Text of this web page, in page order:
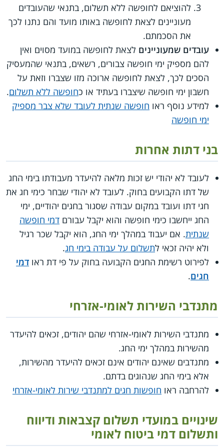
להוציאם לחופשה ללא תשלום, בתנאי שהעובדים
מעוניינים לצאת לחופשה באותו מועד והם נתנו לכך
את הסכמתם.
עובדים שמעוניינים לצאת לחופשה במועד מסוים ואין
להם מספיק ימי חופשה צבורים, רשאים, בתנאי שהמעסיק
הסכים לכך, לצאת לחופשה ארוכה מזו שצברו וזאת על
חשבון ימי חופשה שיצברו בעתיד או כחופשה ללא תשלום.
למידע נוסף ראו חופשה שנתית לעובד שלא צבר מספיק
ימי חופשה
בני דתות אחרות
לעובד לא יהודי יש זכות מלאה להיעדר מעבודתו בימי החג
של דתו הקבועים בחוק. לעובד לא יהודי שבחר כימי חג את
חגי דתו ועובד במקום עבודה שסגור בחגים יהודיים, ימי
החג ייחשבו כימי חופשה והוא יקבל עבורם דמי חופשה
שנתית. אם יעבוד במהלך ימי החג, הוא יקבל שכר רגיל
ולא יהיה זכאי לתשלום על עבודה בימי חג.
לפירוט רשימת החגים הקבועה בחוק על פי דת ראו דמי
חגים.
מתנדבי השירות לאומי-אזרחי
מתנדבי השירות לאומי-אזרחי שהם יהודים, זכאים להיעדר
מהשירות במהלך ימי החג.
מתנדבים שאינם יהודים אינם זכאים להיעדר מהשירות,
אלא בימי החג שנהוגים בדתם.
להרחבה ראו חופשות חגים למתנדבי שירות לאומי-אזרחי
שינויים במועדי תשלום קצבאות ודיווח
ותשלום דמי ביטוח לאומי